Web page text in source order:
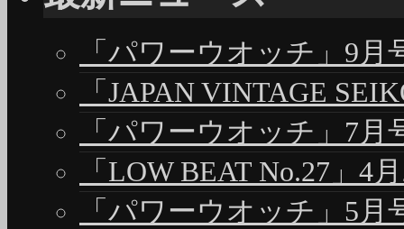
「パワーウオッチ」9月
「JAPAN VINTAGE
「パワーウオッチ」7月
「LOW BEAT No.27」4
「パワーウオッチ」5月